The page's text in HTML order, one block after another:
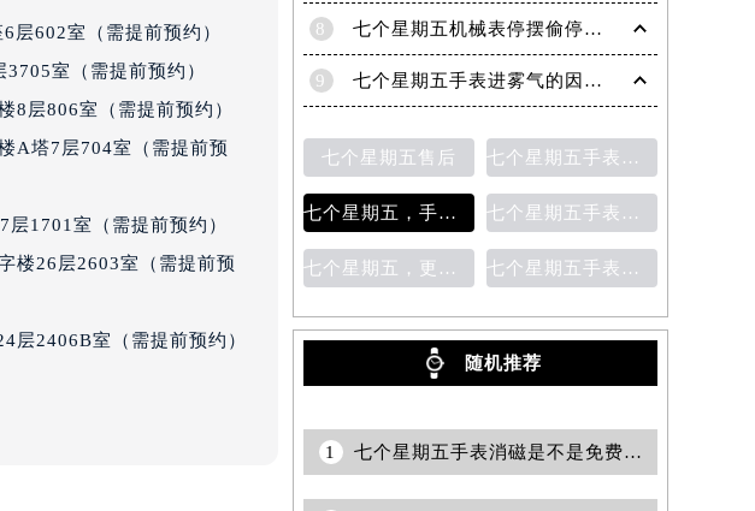
前预约）
提前预约）
层602室（需提前预约）
室（需提前预约）
8层806室（需提前预约）
A塔7层704室（需提前预
1701室（需提前预约）
楼26层2603室（需提前预
层2406B室（需提前预约）
8 七个星期五机械表停摆偷停故障分析（七个星期五自动机械手表走停的原因）
9 七个星期五手表进雾气的因素及处理方法
七个星期五售后 七个星期五手表指针脱落
七个星期五，手表保养 七个星期五手表表带更换
七个星期五，更换表带 七个星期五手表表盘生锈
随机推荐
1 七个星期五手表消磁是不是免费的？